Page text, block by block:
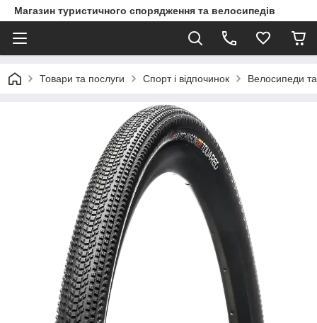
Магазин туристичного спорядження та велосипедів
Товари та послуги Спорт і відпочинок Велосипеди